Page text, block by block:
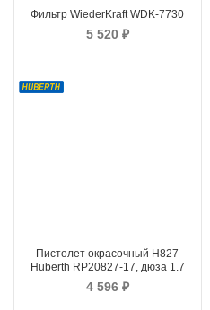
Фильтр WiederKraft WDK-7730
5 520 ₽
Пистолет окрасочный H827
Huberth RP20827-17, дюза 1.7
4 596 ₽